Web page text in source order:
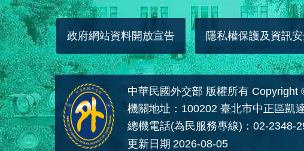
政府網站資料開放宣告 隱私權保護及資訊
中華民國外交部 版權所有 Copyright
機關地址：100202 臺北市中正區凱
總機電話(為民服務專線)：02-2348-
更新日期 2026-08-05